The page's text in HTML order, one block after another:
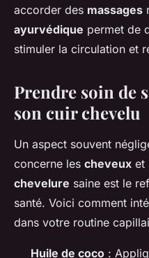
accorder des massages
ayurvédique permet de
stimuler la circulation et
Prendre soin de
son cuir chevelu
Un aspect souvent
concerne les cheveux et
chevelure saine est le
santé. Voici comment
dans votre routine
Huile de coco :